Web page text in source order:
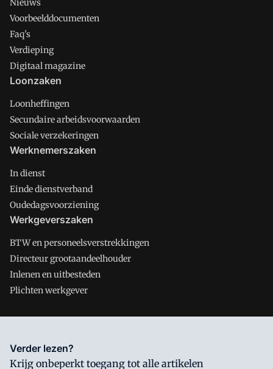
Nieuws
Voorbeelddocumenten
Faq's
Verdieping
Digitaal magazine
Loonzaken
Loonheffingen
Secundaire arbeidsvoorwaarden
Sociale verzekeringen
Werknemerszaken
In dienst
Einde dienstverband
Oudedagsvoorziening
Werkgeverszaken
BTW en personeelsverstrekkingen
Directeur grootaandeelhouder
Inlenen en uitbesteden
Plichten werkgever
Salarisnet is onderdeel van VMN media. Lees in
waar VMN media voor staat. Op gebruik van deze site zijn de
Verder lezen?
Krijg onbeperkt toegang tot alle artikelen